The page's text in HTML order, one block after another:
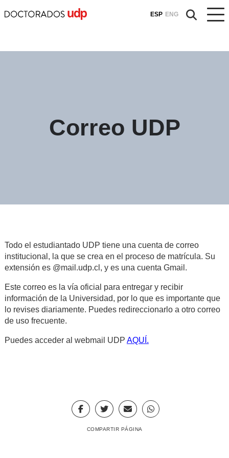
ESP ENG
Correo UDP
Todo el estudiantado UDP tiene una cuenta de correo
institucional, la que se crea en el proceso de matrícula. Su
extensión es @mail.udp.cl, y es una cuenta Gmail.
Este correo es la vía oficial para entregar y recibir
información de la Universidad, por lo que es importante que
lo revises diariamente. Puedes redireccionarlo a otro correo
de uso frecuente.
Puedes acceder al webmail UDP AQUÍ.
COMPARTIR PÁGINA